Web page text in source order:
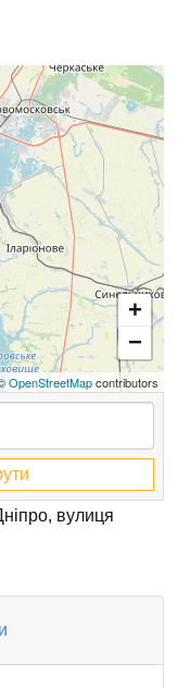
+
−
OpenStreetMapcontributors
вулиця